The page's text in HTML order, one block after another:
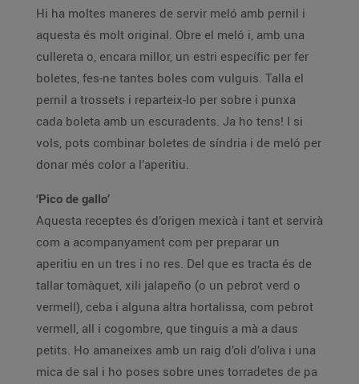
Hi ha moltes maneres de servir meló amb pernil i
aquesta és molt original. Obre el meló i, amb una
cullereta o, encara millor, un estri específic per fer
boletes, fes-ne tantes boles com vulguis. Talla el
pernil a trossets i reparteix-lo per sobre i punxa
cada boleta amb un escuradents. Ja ho tens! I si
vols, pots combinar boletes de síndria i de meló per
donar més color a l’aperitiu.
‘Pico de gallo’
Aquesta receptes és d’origen mexicà i tant et servirà
com a acompanyament com per preparar un
aperitiu en un tres i no res. Del que es tracta és de
tallar tomàquet, xili jalapeño (o un pebrot verd o
vermell), ceba i alguna altra hortalissa, com pebrot
vermell, all i cogombre, que tinguis a mà a daus
petits. Ho amaneixes amb un raig d’oli d’oliva i una
mica de sal i ho poses sobre unes torradetes de pa